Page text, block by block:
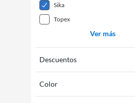
sika
topex
Ver más
Descuentos
Color